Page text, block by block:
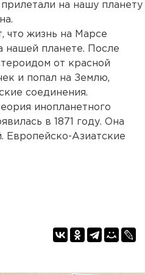
на нашу планету
что жизнь на Марсе
нашей планете. После
от красной
и попал на Землю,
соединения.
инопланетного
в 1871 году. Она
Европейско-Азиатские